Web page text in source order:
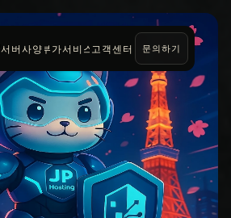
고객센터
부가서비스
서버사양 문의하기